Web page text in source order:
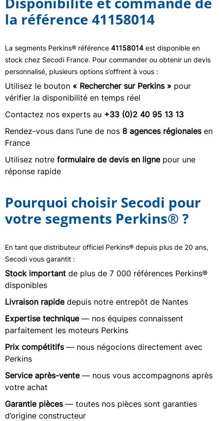
la référence 41158014
La segments Perkins® référence 41158014 est disponible en
stock chez Secodi France. Pour commander ou obtenir un devis
personnalisé, plusieurs options s’offrent à vous :
Utilisez le bouton « Rechercher sur Perkins » pour
vérifier la disponibilité en temps réel
Contactez nos experts au +33 (0)2 40 95 13 13
Rendez-vous dans l’une de nos 8 agences régionalesen
France
Utilisez notre formulaire de devis en lignepour une
réponse rapide
Pourquoi choisir Secodi pour
votre segments Perkins® ?
En tant que distributeur officiel Perkins® depuis plus de 20 ans,
Secodi vous garantit :
Stock important de plus de 7 000 références Perkins®
disponibles
Livraison rapidedepuis notre entrepôt de Nantes
Expertise technique— nos équipes connaissent
parfaitement les moteurs Perkins
Prix compétitifs— nous négocions directement avec
Perkins
Service après-vente— nous vous accompagnons après
votre achat
Garantie pièces— toutes nos pièces sont garanties
d’origine constructeur